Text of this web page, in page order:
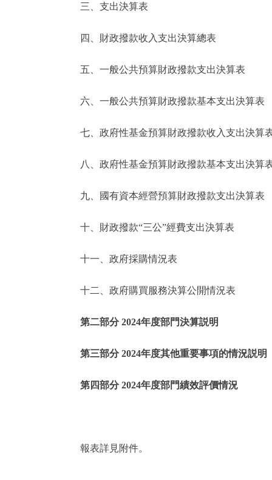
便民服務
仲介服務
政民互動
12345網上接訴即辦
參與調查
走進北京
北京概況
綠色北京
ENGLISH
三、支出決算表
四、財政撥款收入支出決算總表
五、一般公共預算財政撥款支出決算表
六、一般公共預算財政撥款基本支出決算表
七、政府性基金預算財政撥款收入支出決算
八、政府性基金預算財政撥款基本支出決算
九、國有資本經營預算財政撥款支出決算表
十、財政撥款“三公”經費支出決算表
十一、政府採購情況表
十二、政府購買服務決算公開情況表
第二部分 2024年度部門決算説明
第三部分 2024年度其他重要事項的情況説明
第四部分 2024年度部門績效評價情況
報表詳見附件。